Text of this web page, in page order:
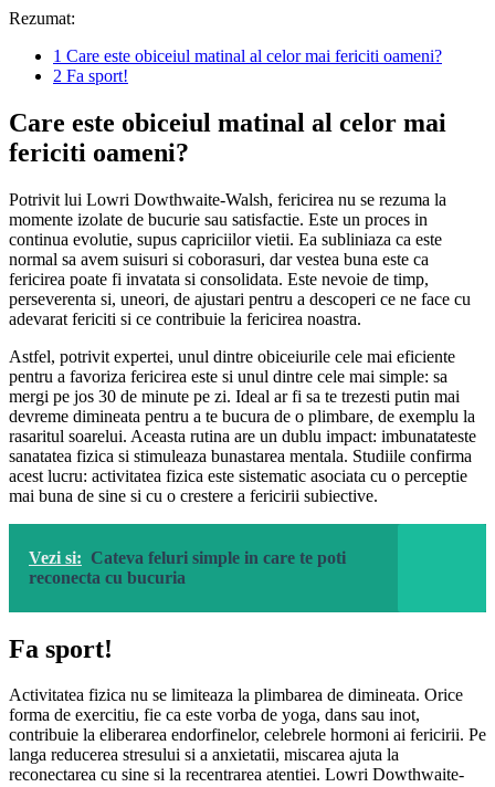
Rezumat:
1 Care este obiceiul matinal al celor mai fericiti oameni?
2 Fa sport!
Care este obiceiul matinal al celor mai
fericiti oameni?
Potrivit lui Lowri Dowthwaite-Walsh, fericirea nu se rezuma la
momente izolate de bucurie sau satisfactie. Este un proces in
continua evolutie, supus capriciilor vietii. Ea subliniaza ca este
normal sa avem suisuri si coborasuri, dar vestea buna este ca
fericirea poate fi invatata si consolidata. Este nevoie de timp,
perseverenta si, uneori, de ajustari pentru a descoperi ce ne face cu
adevarat fericiti si ce contribuie la fericirea noastra.
Astfel, potrivit expertei, unul dintre obiceiurile cele mai eficiente
pentru a favoriza fericirea este si unul dintre cele mai simple: sa
mergi pe jos 30 de minute pe zi. Ideal ar fi sa te trezesti putin mai
devreme dimineata pentru a te bucura de o plimbare, de exemplu la
rasaritul soarelui. Aceasta rutina are un dublu impact: imbunatateste
sanatatea fizica si stimuleaza bunastarea mentala. Studiile confirma
acest lucru: activitatea fizica este sistematic asociata cu o perceptie
mai buna de sine si cu o crestere a fericirii subiective.
Vezi si: Cateva feluri simple in care te poti
reconecta cu bucuria
Fa sport!
Activitatea fizica nu se limiteaza la plimbarea de dimineata. Orice
forma de exercitiu, fie ca este vorba de yoga, dans sau inot,
contribuie la eliberarea endorfinelor, celebrele hormoni ai fericirii. Pe
langa reducerea stresului si a anxietatii, miscarea ajuta la
reconectarea cu sine si la recentrarea atentiei. Lowri Dowthwaite-